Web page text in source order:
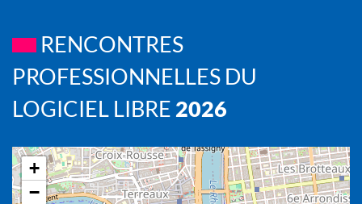
RENCONTRES
PROFESSIONNELLES DU
LOGICIEL LIBRE 2026
+
−